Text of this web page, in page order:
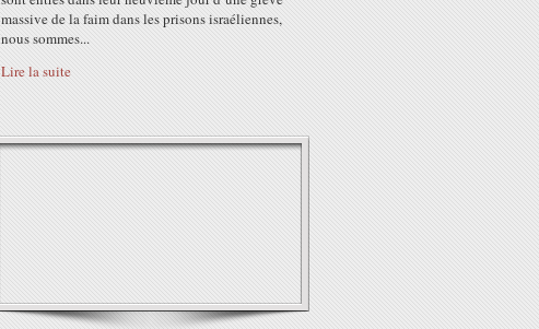
massive de la faim dans les prisons israéliennes,
nous sommes...
Lire la suite